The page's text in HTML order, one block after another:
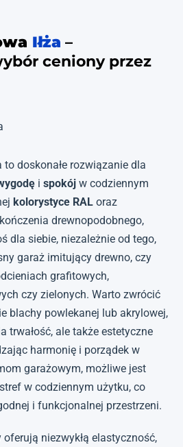
Iłża –
ceniony przez
to doskonałe rozwiązanie dla
i spokój w codziennym
kolorystyce RAL oraz
drewnopodobnego,
dla siebie, niezależnie od tego,
garaż imitujący drewno, czy
grafitowych,
czy zielonych. Warto zwrócić
blachy powlekanej lub akrylowej,
trwałość, ale także estetyczne
harmonię i porządek w
garażowym, możliwe jest
w codziennym użytku, co
i funkcjonalnej przestrzeni.
oferują niezwykłą elastyczność,